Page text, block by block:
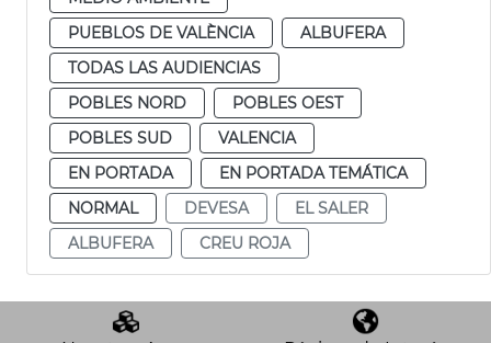
PUEBLOS DE VALÈNCIA
ALBUFERA
TODAS LAS AUDIENCIAS
POBLES NORD
POBLES OEST
POBLES SUD
VALENCIA
EN PORTADA
EN PORTADA TEMÁTICA
NORMAL
DEVESA
EL SALER
ALBUFERA
CREU ROJA